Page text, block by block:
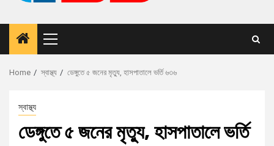
Home স্বাস্থ্য ডেঙ্গুতে ৫ জনের মৃত্যু, হাসপাতালে ভর্তি ৬৩৬
স্বাস্থ্য
ডেঙ্গুতে ৫ জনের মৃত্যু, হাসপাতালে ভর্তি